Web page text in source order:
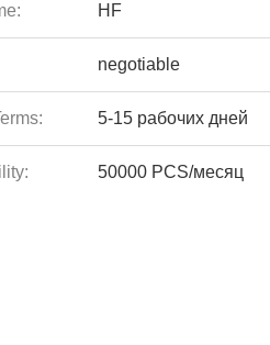
HF
negotiable
5-15 рабочих дней
50000 PCS/месяц